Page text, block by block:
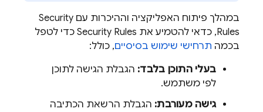
במהלך פיתוח האפליקציה וההיכרות עם Security
Rules, כדאי להטמיע את Security Rules כדי לטפל
בכמה תרחישי שימוש בסיסיים, כולל:
בעלי התוכן בלבד: הגבלת הגישה לתוכן
לפי משתמש.
גישה מעורבת: הגבלת הרשאת הכתיבה